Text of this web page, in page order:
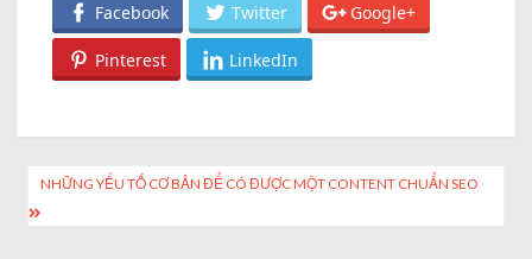
Facebook Twitter Google+
Pinterest LinkedIn
Post
navigation
NHỮNG YẾU TỐ CƠ BẢN ĐỂ CÓ ĐƯỢC MỘT CONTENT CHUẨN SEO